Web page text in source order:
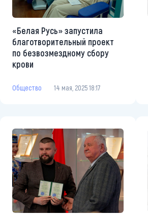
«Белая Русь» запустила
благотворительный проект
по безвозмездному сбору
крови
Общество 14 мая, 2025 18:17